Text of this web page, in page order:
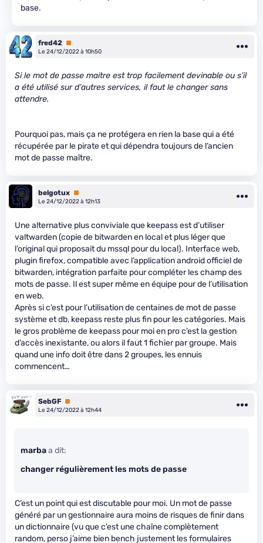
base.
fred42 Premium
Le 24/12/2022 à 10h50
Si le mot de passe maitre est trop facilement devinable ou s’il
a été utilisé sur d’autres services, il faut le changer sans
attendre.
Pourquoi pas, mais ça ne protégera en rien la base qui a été
récupérée par le pirate et qui dépendra toujours de l’ancien
mot de passe maître.
belgotux Premium
Le 24/12/2022 à 12h13
Une alternative plus conviviale que keepass est d’utiliser
valtwarden (copie de bitwarden en local et plus léger que
l’original qui proposait du mssql pour du local). Interface web,
plugin firefox, compatible avec l’application android officiel de
bitwarden, intégration parfaite pour compléter les champ des
mots de passe. Il est super même en équipe pour de l’utilisation
en web.
Après si c’est pour l’utilisation de centaines de mot de passe
système et db, keepass reste plus fin pour les catégories. Mais
le gros problème de keepass pour moi en pro c’est la gestion
d’accès inexistante, ou alors il faut 1 fichier par groupe. Mais
quand une info doit être dans 2 groupes, les ennuis
commencent…
SebGF Premium
Le 24/12/2022 à 12h44
marbaa dit:
changer régulièrement les mots de passe
C’est un point qui est discutable pour moi. Un mot de passe
généré par un gestionnaire aura moins de risques de finir dans
un dictionnaire (vu que c’est une chaîne complètement
random, perso j’aime bien bench justement les formulaires